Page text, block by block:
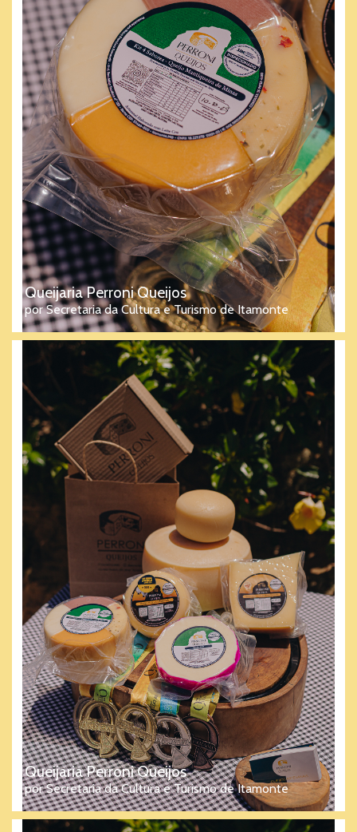
Queijaria Perroni Queijos
por Secretaria da Cultura e Turismo de Itamonte
Queijaria Perroni Queijos
por Secretaria da Cultura e Turismo de Itamonte